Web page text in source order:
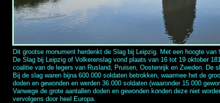
Dit grootse monument herdenkt de Slag bij Leipzig. Met een hoogte
De Slag bij Leipzig of Volkerenslag vond plaats van 16 tot 19 oktober
coalitie van de legers van Rusland, Pruisen, Oostenrijk en Zweden. De
Bij de slag waren bijna 600.000 soldaten betrokken, waarmee het de
doden en gewonden en werden 36.000 soldaten (waaronder 15.000
Vanwege de grote aantallen doden en gewonden konden deze niet
vervolgens door heel Europa.